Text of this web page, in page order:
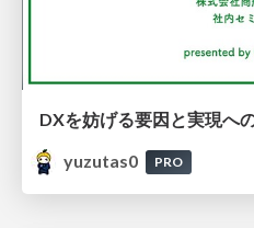
yuzutas0
PRO